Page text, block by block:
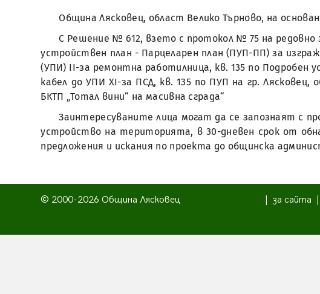
Община Лясковец, област Велико Търново, на
С Решение № 612, взето с протокол № 75 на редовно
устройствен план - Парцеларен план (ПУП-ПП) за
(УПИ) II-за ремонтна работилница, кв. 135 по Подробен
кабел до УПИ XI-за ПСД, кв. 135 по ПУП на гр.
БКТП „Тотал вини“ на масивна сграда“
Заинтересуваните лица могат да се запознаят с
устройство на територията, в 30-дневен срок от
предложения и искания по проекта до общинска
© 2000-2026 Община Лясковец за сайта